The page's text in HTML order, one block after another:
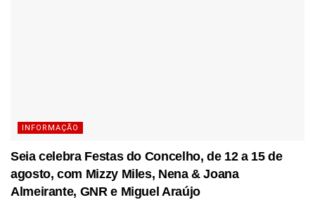
INFORMAÇÃO
Seia celebra Festas do Concelho, de 12 a 15 de
agosto, com Mizzy Miles, Nena & Joana
Almeirante, GNR e Miguel Araújo